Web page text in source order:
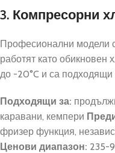
3. Компресорни
Професионални модели
работят като обикновен
до -20°C и са подходящи
Подходящи за:
каравани, кемпери
фризер функция,
Ценови диапазон: 235-